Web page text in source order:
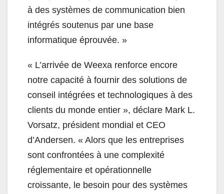
à des systèmes de communication bien
intégrés soutenus par une base
informatique éprouvée. »
« L’arrivée de Weexa renforce encore
notre capacité à fournir des solutions de
conseil intégrées et technologiques à des
clients du monde entier », déclare Mark L.
Vorsatz, président mondial et CEO
d’Andersen. « Alors que les entreprises
sont confrontées à une complexité
réglementaire et opérationnelle
croissante, le besoin pour des systèmes